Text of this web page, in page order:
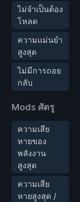
ไม่จำเป็นต้อง
โหลด
ความแม่นยำ
สูงสุด
ไม่มีการถอย
กลับ
Mods ศัตรู
ความเสีย
หายของ
พลังงาน
สูงสุด
ความเสีย
หายสูงสุด /